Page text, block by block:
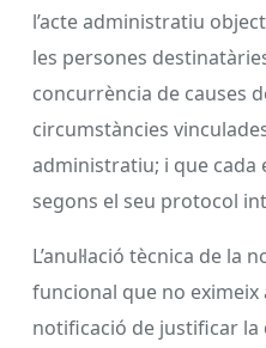
l’acte administratiu
les persones
concurrència de causes
circumstàncies
administratiu; i que cada
segons el seu protocol
L’anul·lació tècnica de la
funcional que no eximeix
notificació de justificar la